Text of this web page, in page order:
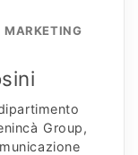
MARKETING
Group,